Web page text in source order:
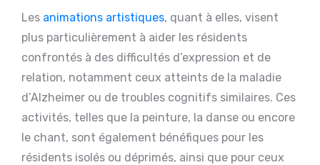
Les animations artistiques, quant à elles, visent
plus particulièrement à aider les résidents
confrontés à des difficultés d’expression et de
relation, notamment ceux atteints de la maladie
d’Alzheimer ou de troubles cognitifs similaires. Ces
activités, telles que la peinture, la danse ou encore
le chant, sont également bénéfiques pour les
résidents isolés ou déprimés, ainsi que pour ceux